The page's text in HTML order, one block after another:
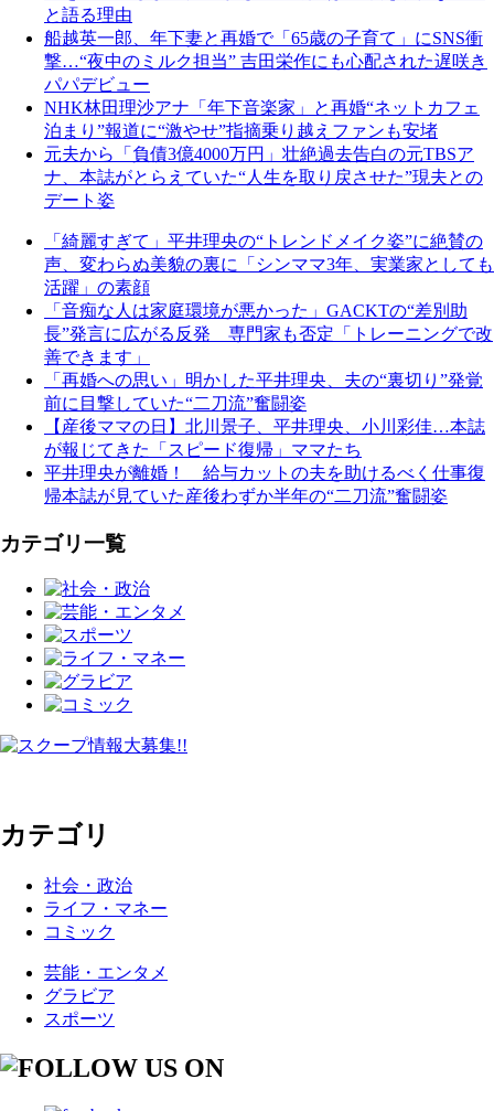
と語る理由
船越英一郎、年下妻と再婚で「65歳の子育て」にSNS衝
撃…“夜中のミルク担当” 吉田栄作にも心配された遅咲き
パパデビュー
NHK林田理沙アナ「年下音楽家」と再婚“ネットカフェ
泊まり”報道に“激やせ”指摘乗り越えファンも安堵
元夫から「負債3億4000万円」壮絶過去告白の元TBSア
ナ、本誌がとらえていた“人生を取り戻させた”現夫との
デート姿
「綺麗すぎて」平井理央の“トレンドメイク姿”に絶賛の
声、変わらぬ美貌の裏に「シンママ3年、実業家としても
活躍」の素顔
「音痴な人は家庭環境が悪かった」GACKTの“差別助
長”発言に広がる反発 専門家も否定「トレーニングで改
善できます」
「再婚への思い」明かした平井理央、夫の“裏切り”発覚
前に目撃していた“二刀流”奮闘姿
【産後ママの日】北川景子、平井理央、小川彩佳…本誌
が報じてきた「スピード復帰」ママたち
平井理央が離婚！ 給与カットの夫を助けるべく仕事復
帰本誌が見ていた産後わずか半年の“二刀流”奮闘姿
カテゴリ一覧
カテゴリ
社会・政治
ライフ・マネー
コミック
芸能・エンタメ
グラビア
スポーツ